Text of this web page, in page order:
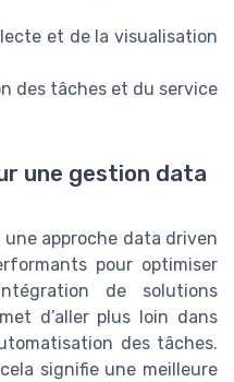
et de la visualisation
des tâches et du service
une gestion data
approche data driven
pour optimiser
de solutions
d’aller plus loin dans
des tâches.
signifie une meilleure